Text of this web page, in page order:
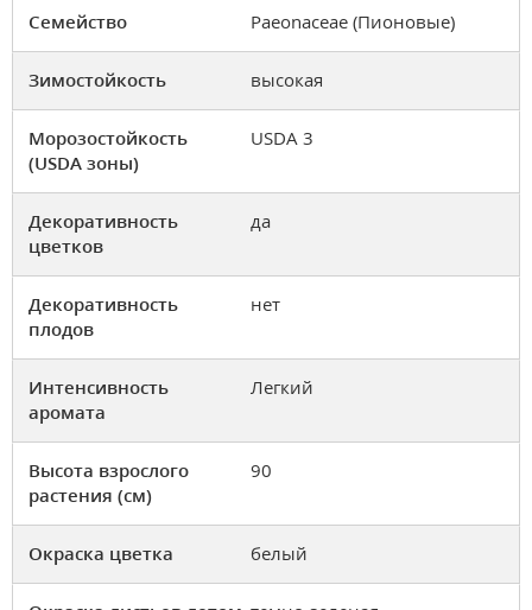
Семейство Paeonaceae (Пионовые)
Зимостойкость высокая
Морозостойкость
(USDA зоны)
USDA 3
Декоративность
цветков
да
Декоративность
плодов
нет
Интенсивность
аромата
Легкий
Высота взрослого
растения (см)
90
Окраска цветка белый